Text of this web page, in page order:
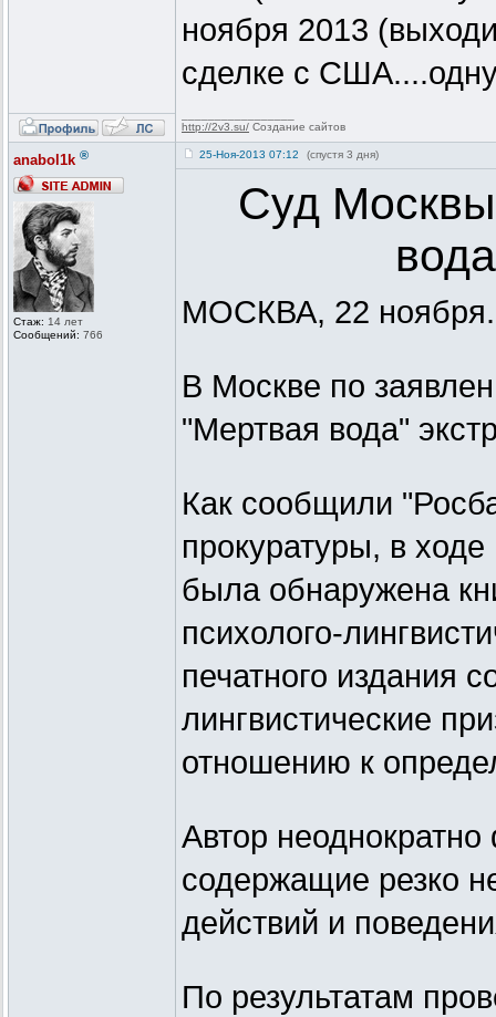
ноября 2013
сделке с
http://2v3.su/ Создание сайтов
anabol1k ®
Стаж: 14 лет
Сообщений: 766
25-Ноя-2013 07:12 (спустя 3 дня)
Суд Москвы
МОСКВА, 22 ноября.
В Москве по
"Мертвая вода"
Как сообщили
прокуратуры, в
была обнаружена
психолого-
печатного издания
лингвистические
отношению к
Автор
содержащие резко
действий и
По результатам